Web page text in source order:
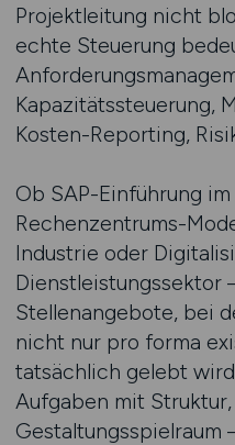
Projektleitung nicht
echte Steuerung
Kapazitätssteuerung,
Kosten-Reporting,
Ob SAP-Einführung
Rechenzentrums-
Industrie oder
Dienstleistungssektor
Stellenangebote, bei
nicht nur pro forma
tatsächlich gelebt
Aufgaben mit
Gestaltungsspielraum